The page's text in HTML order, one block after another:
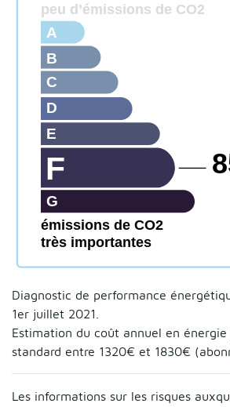
émissions de CO2
très importantes
peu d’émissions de CO2
G
F
E
D
C
B
A
Diagnostic de performance
1er juillet 2021.
Estimation du coût annuel en énergie
standard entre 1320€ et 1830€
Les informations sur les risques